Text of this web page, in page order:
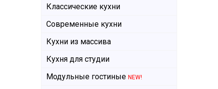
Классические кухни
Современные кухни
Кухни из массива
Кухня для студии
Модульные гостиные NEW!